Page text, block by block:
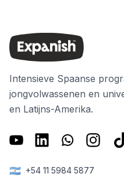
Intensieve Spaanse
jongvolwassenen en
en Latijns-Amerika.
🇦🇷 +54 11 5984 5877